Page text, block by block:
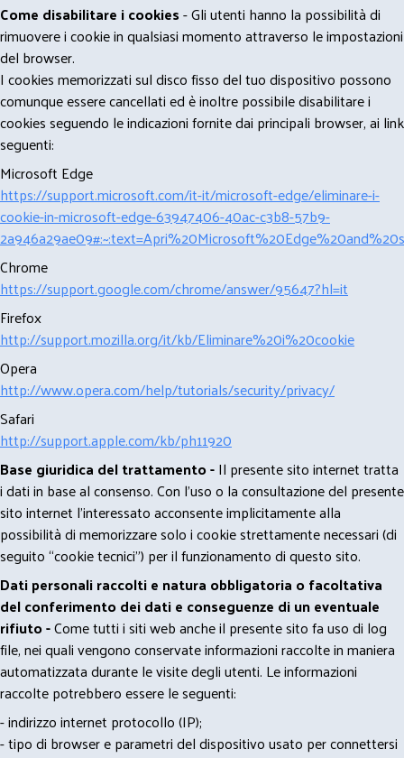
Come disabilitare i cookies- Gli utenti hanno la possibilità di
rimuovere i cookie in qualsiasi momento attraverso le impostazioni
del browser.
I cookies memorizzati sul disco fisso del tuo dispositivo possono
comunque essere cancellati ed è inoltre possibile disabilitare i
cookies seguendo le indicazioni fornite dai principali browser, ai link
seguenti:
Microsoft Edge
https://support.microsoft.com/it-it/microsoft-edge/eliminare-i-
cookie-in-microsoft-edge-63947406-40ac-c3b8-57b9-
Chrome
https://support.google.com/chrome/answer/95647?hl=it
Firefox
http://support.mozilla.org/it/kb/Eliminare%20i%20cookie
Opera
http://www.opera.com/help/tutorials/security/privacy/
Safari
http://support.apple.com/kb/ph11920
Base giuridica del trattamento -Il presente sito internet tratta
i dati in base al consenso. Con l'uso o la consultazione del presente
sito internet l’interessato acconsente implicitamente alla
possibilità di memorizzare solo i cookie strettamente necessari (di
seguito “cookie tecnici”) per il funzionamento di questo sito.
Dati personali raccolti e natura obbligatoria o facoltativa
del conferimento dei dati e conseguenze di un eventuale
rifiuto -Come tutti i siti web anche il presente sito fa uso di log
file, nei quali vengono conservate informazioni raccolte in maniera
automatizzata durante le visite degli utenti. Le informazioni
raccolte potrebbero essere le seguenti:
- indirizzo internet protocollo (IP);
- tipo di browser e parametri del dispositivo usato per connettersi